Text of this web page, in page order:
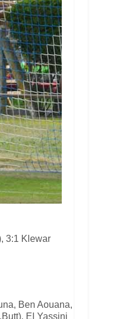
3:1 Klewar
Ben Aouana,
El Yassini